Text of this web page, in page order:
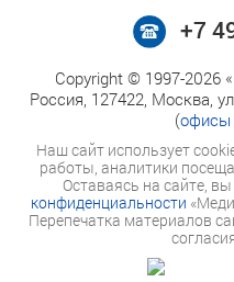
+7
Copyright © 1997-2026
Россия, 127422, Москва,
(офисы
Наш сайт использует
работы, аналитики
Оставаясь на сайте,
конфиденциальности
Перепечатка материалов